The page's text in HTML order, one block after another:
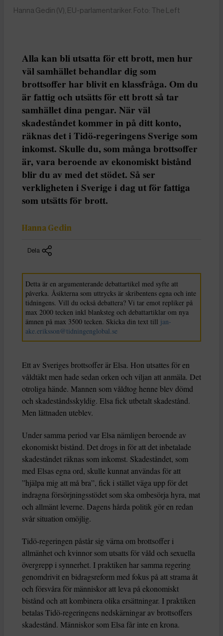
Hanna Gedin (V), EU-parlamentariker. Foto: The Left
Alla kan bli utsatta för ett brott, men hur
väl samhället behandlar dig som
brottsoffer har blivit en klassfråga. Om du
är fattig och utsätts för ett brott så tar
samhället dina pengar. När väl
skadeståndet kommer in på ditt konto,
räknas det i Tidö-regeringens Sverige som
inkomst. Skulle du, som många brottsoffer
är, vara beroende av ekonomiskt bistånd
blir du av med det stödet. Så ser
verkligheten i Sverige i dag ut för fattiga
som utsätts för brott.
Hanna Gedin
Dela
Detta är en argumenterande debattartikel med syfte att
påverka. Åsikterna som uttrycks är skribentens egna och inte
tidningens. Vill du också debattera? Vi tar emot repliker på
max 2000 tecken inkl blanksteg och debattartiklar om nya
ämnen på max 3500 tecken. Skicka din text till jan-
ake.eriksson@tidningenglobal.se
Ett av Sveriges brottsoffer är Elsa. Hon utsattes för en
våldtäkt men hade sedan orken och viljan att anmäla. Det
otroliga hände. Mannen som våldtog henne blev dömd
och skadeståndsskyldig. Elsa fick utbetalt skadestånd.
Men lättnaden uteblev.
Under samma period var Elsa nämligen beroende av
ekonomiskt bistånd. Det drogs in för att det inbetalade
skadeståndet räknas som inkomst. Skadeståndet, som
med Elsas egna ord, skulle kunnat användas för att
”hjälpa mig att må bra”, fick i stället väga upp för det
indragna försörjningsstödet som ska ombesörja hyra, mat
och allmänt leverne. Dagens hårda politik gör en redan
svår situation omöjlig.
Tidö-regeringen påstår sig värna om brottsoffer i
allmänhet och kvinnor som utsatts för våld och sexuella
övergrepp i synnerhet. I praktiken har samma regering
genomdrivit en bidragsreform med fokus på att strama åt
och försvåra för människor att leva på ekonomiskt
bistånd och att kombinera olika ersättningar. I praktiken
betalas Tidö-regeringens nedskärningar av brottsoffers
skadestånd. Människor som Elsa får inte en krona.